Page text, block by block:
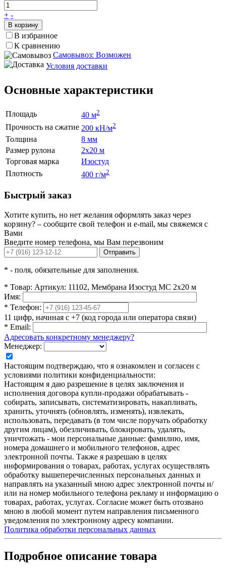
+ -
В корзину
В избранное
К сравнению
Самовывоз: Возможен
Условия доставки
Основные характеристики
Площадь 40 м2
Прочность на сжатие 200 кН/м2
Толщина
8 мм
Размер рулона
2х20 м
Торговая марка
Изостуд
Плотность
400 г/м2
Быстрый заказ
Хотите купить, но нет желания оформлять заказ через
корзину? – сообщите свой телефон и e-mail, мы свяжемся с
Вами
Введите номер телефона, мы Вам перезвоним
Отправить
* - поля, обязательные для заполнения.
* Товар: Артикул: 11102, Мембрана Изостуд МС 2х20 м
Имя:
* Телефон:
11 цифр, начиная с +7 (код города или оператора связи)
* Email:
Адресовать конкретному менеджеру?
Менеджер:
Настоящим подтверждаю, что я ознакомлен и согласен с
условиями политики конфиденциальности:
Настоящим я даю разрешение в целях заключения и
исполнения договора купли-продажи обрабатывать -
собирать, записывать, систематизировать, накапливать,
хранить, уточнять (обновлять, изменять), извлекать,
использовать, передавать (в том числе поручать обработку
другим лицам), обезличивать, блокировать, удалять,
уничтожать - мои персональные данные: фамилию, имя,
номера домашнего и мобильного телефонов, адрес
электронной почты. Также я разрешаю в целях
информирования о товарах, работах, услугах осуществлять
обработку вышеперечисленных персональных данных и
направлять на указанный мною адрес электронной почты и/
или на номер мобильного телефона рекламу и информацию о
товарах, работах, услугах. Согласие может быть отозвано
мною в любой момент путем направления письменного
уведомления по электронному адресу компании.
Политика обработки персональных данных
Подробное описание товара